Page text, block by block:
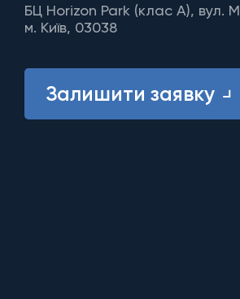
БЦ Horizon Park (клас A), вул.
м. Київ, 03038
Залишити заявку